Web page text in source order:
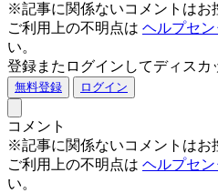
※記事に関係ないコメントはお
ご利用上の不明点は ヘルプセン
い。
登録またログインしてディスカ
無料登録 ログイン
コメント
※記事に関係ないコメントはお
ご利用上の不明点は ヘルプセン
い。